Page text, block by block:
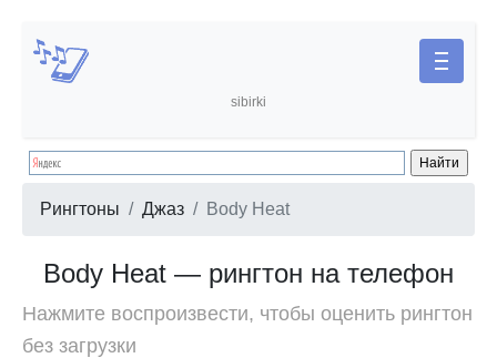
sibirki
Рингтоны Джаз Body Heat
Body Heat — рингтон на телефон
Нажмите воспроизвести, чтобы оценить рингтон
без загрузки